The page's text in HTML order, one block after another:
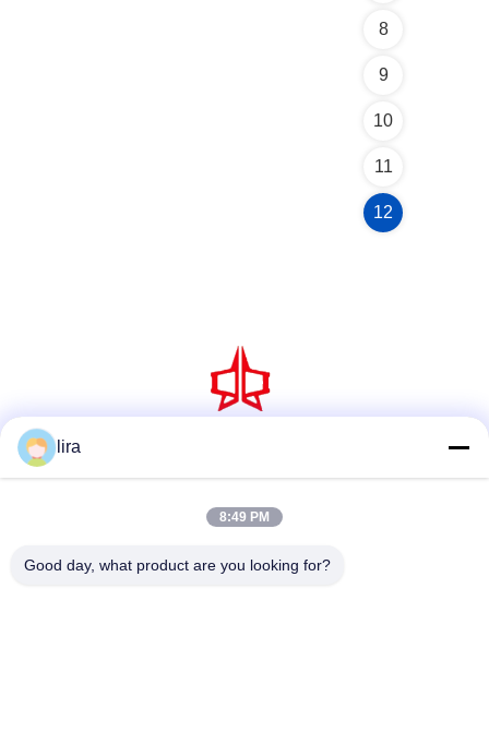
8
9
10
11
12
দ্রুত যোগাযোগ
lira
8:49 PM
Good day, what product are you looking for?